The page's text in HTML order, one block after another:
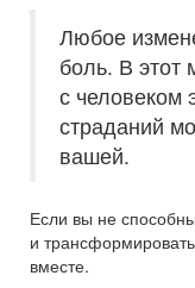
Любое
боль. В этот
с человеком
страданий
вашей.
Если вы не
и
вместе.